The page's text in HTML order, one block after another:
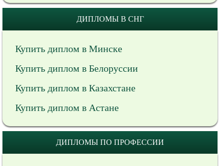
ДИПЛОМЫ В СНГ
Купить диплом в Минске
Купить диплом в Белоруссии
Купить диплом в Казахстане
Купить диплом в Астане
ДИПЛОМЫ ПО ПРОФЕССИИ